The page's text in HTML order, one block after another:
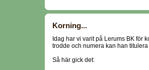
Korning...
Idag har vi varit på Lerums BK för
trodde och numera kan han
Så här gick det: